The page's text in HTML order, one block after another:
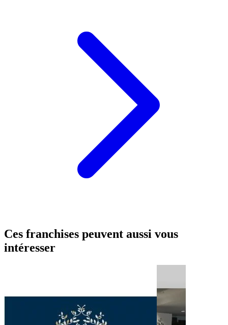
Ces franchises peuvent aussi vous
intéresser